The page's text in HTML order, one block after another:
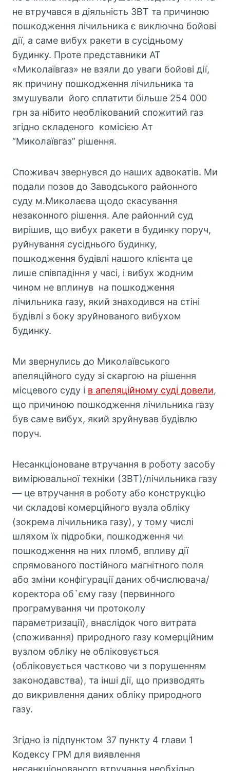
не втручався в діяльність ЗВТ та причиною
пошкодження лічильника є виключно бойові
дії, а саме вибух ракети в сусідньому
будинку. Проте представники АТ
«Миколаївгаз» не взяли до уваги бойові дії,
як причину пошкодження лічильника та
змушували його сплатити більше 254 000
грн за нібито необлікований спожитий газ
згідно складеного комісією Ат
“Миколаївгаз” рішення.
Споживач звернувся до наших адвокатів. Ми
подали позов до Заводського районного
суду м.Миколаєва щодо скасування
незаконного рішення. Але районний суд
вирішив, що вибух ракети в будинку поруч,
руйнування сусіднього будинку,
пошкодження будівлі нашого клієнта це
лише співпадіння у часі, і вибух жодним
чином не вплинув на пошкодження
лічильника газу, який знаходився на стіні
будівлі з боку зруйнованого вибухом
будинку.
Ми звернулись до Миколаївського
апеляційного суду зі скаргою на рішення
місцевого суду і в апеляційному суді довели,
що причиною пошкодження лічильника газу
був саме вибух, який зруйнував будівлю
поруч.
Несанкціоноване втручання в роботу засобу
вимірювальної техніки (ЗВТ)/лічильника газу
— це втручання в роботу або конструкцію
чи складові комерційного вузла обліку
(зокрема лічильника газу), у тому числі
шляхом їх підробки, пошкодження чи
пошкодження на них пломб, впливу дії
спрямованого постійного магнітного поля
або зміни конфігурації даних обчислювача/
коректора об`єму газу (первинного
програмування чи протоколу
параметризації), внаслідок чого витрата
(споживання) природного газу комерційним
вузлом обліку не обліковується
(обліковується частково чи з порушенням
законодавства), та інші дії, що призводять
до викривлення даних обліку природного
газу.
Згідно із підпунктом 37 пункту 4 глави 1
Кодексу ГРМ для виявлення
несанкціонованого втручання необхідно